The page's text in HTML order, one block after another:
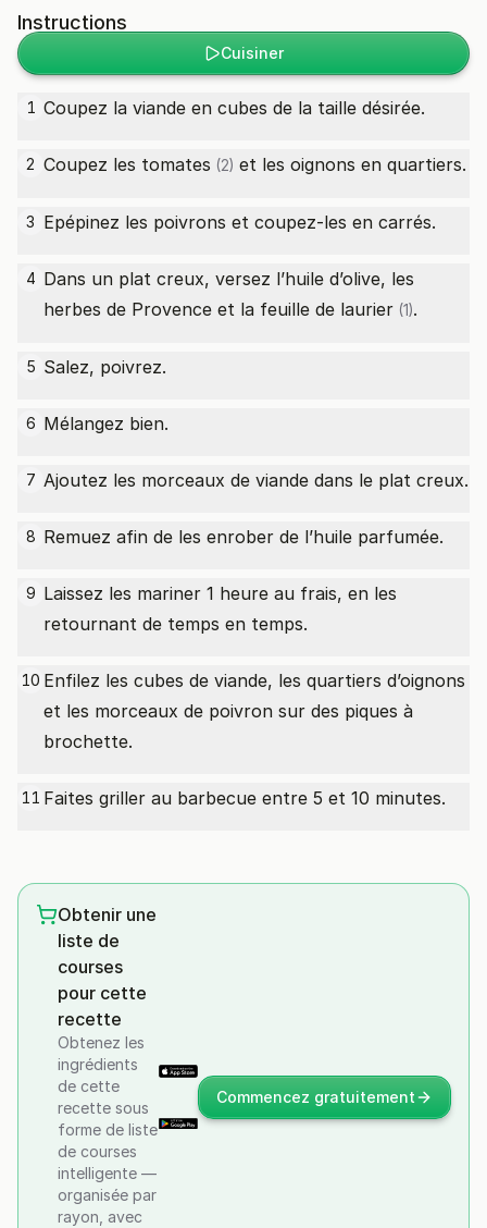
Instructions
Cuisiner
1 Coupez la viande en cubes de la taille désirée.
2 Coupez les tomates (2) et les oignons en quartiers.
3 Epépinez les poivrons et coupez-les en carrés.
4 Dans un plat creux, versez l’huile d’olive, les
herbes de Provence et la feuille de laurier (1).
5 Salez, poivrez.
6 Mélangez bien.
7 Ajoutez les morceaux de viande dans le plat creux.
8 Remuez afin de les enrober de l’huile parfumée.
9 Laissez les mariner 1 heure au frais, en les
retournant de temps en temps.
10 Enfilez les cubes de viande, les quartiers d’oignons
et les morceaux de poivron sur des piques à
brochette.
11 Faites griller au barbecue entre 5 et 10 minutes.
Obtenir une
liste de
courses
pour cette
recette
Obtenez les
ingrédients
de cette
recette sous
forme de liste
de courses
intelligente —
organisée par
rayon, avec
Commencez gratuitement